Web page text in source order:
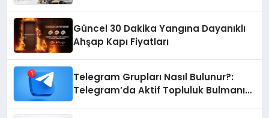
Güncel 30 Dakika Yangına Dayanıklı
Ahşap Kapı Fiyatları
Telegram Grupları Nasıl Bulunur?:
Telegram’da Aktif Topluluk Bulmanın